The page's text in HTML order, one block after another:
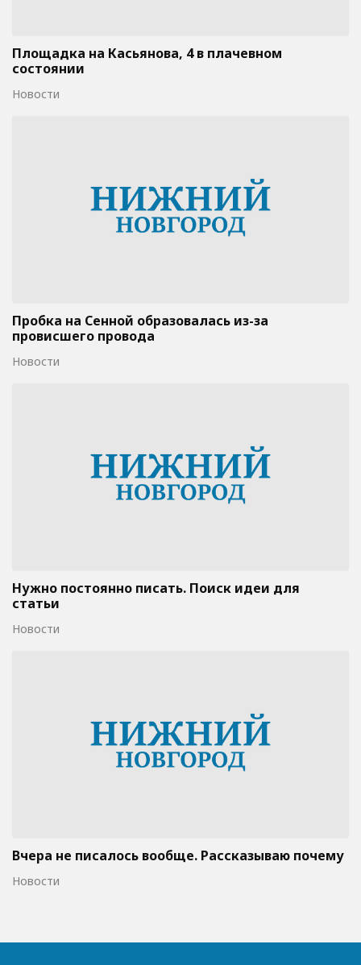
Площадка на Касьянова, 4 в плачевном
состоянии
Новости
Пробка на Сенной образовалась из-за
провисшего провода
Новости
Нужно постоянно писать. Поиск идеи для
статьи
Новости
Вчера не писалось вообще. Рассказываю почему
Новости